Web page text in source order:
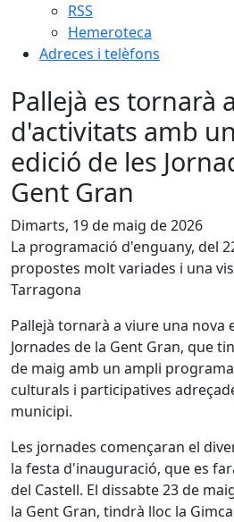
RSS
Hemeroteca
Adreces i telèfons
Pallejà es tornarà
d'activitats amb
edició de les
Gent Gran
Dimarts, 19 de maig de 2026
La programació d'enguany, del
propostes molt variades i una
Tarragona
Pallejà tornarà a viure una nova
Jornades de la Gent Gran, que
de maig amb un ampli
culturals i participatives
municipi.
Les jornades començaran el
la festa d'inauguració, que es
del Castell. El dissabte 23 de
la Gent Gran, tindrà lloc la